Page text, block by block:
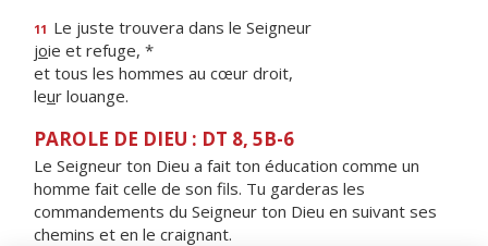
11 Le juste trouvera dans le Seigneur
joie et refuge, *
et tous les hommes au cœur droit,
leur louange.
PAROLE DE DIEU : DT 8, 5B-6
Le Seigneur ton Dieu a fait ton éducation comme un
homme fait celle de son fils. Tu garderas les
commandements du Seigneur ton Dieu en suivant ses
chemins et en le craignant.